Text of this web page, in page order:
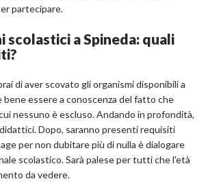
partecipare.
scolastici a Spineda: quali
di aver scovato gli organismi disponibili a
bene essere a conoscenza del fatto che
nessuno è escluso. Andando in profondità,
Dopo, saranno presenti requisiti
per non dubitare più di nulla è dialogare
scolastico. Sarà palese per tutti che l'età
da vedere.